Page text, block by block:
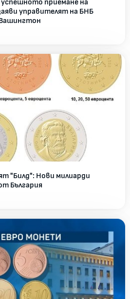
приемане на
управителят на БНБ
"Билд": Нови милиарди
България